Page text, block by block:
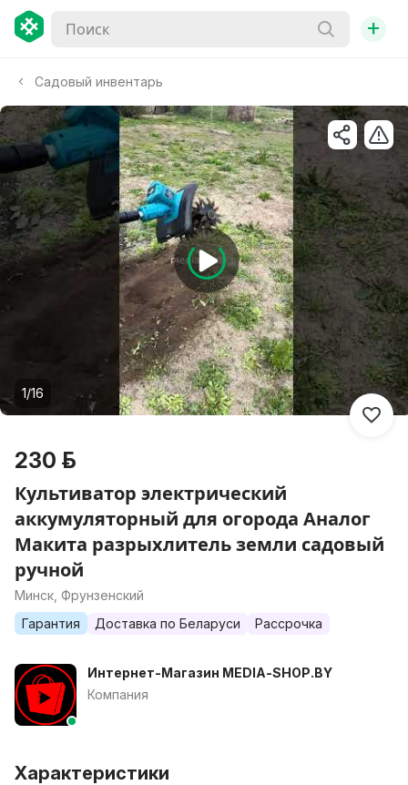
+
Садовый инвентарь
1/16
230 р.
Культиватор электрический
аккумуляторный для огорода Аналог
Макита разрыхлитель земли садовый
ручной
Минск, Фрунзенский
Гарантия
Доставка по Беларуси Рассрочка
Интернет-Магазин MEDIA-SHOP.BY
Компания
Характеристики